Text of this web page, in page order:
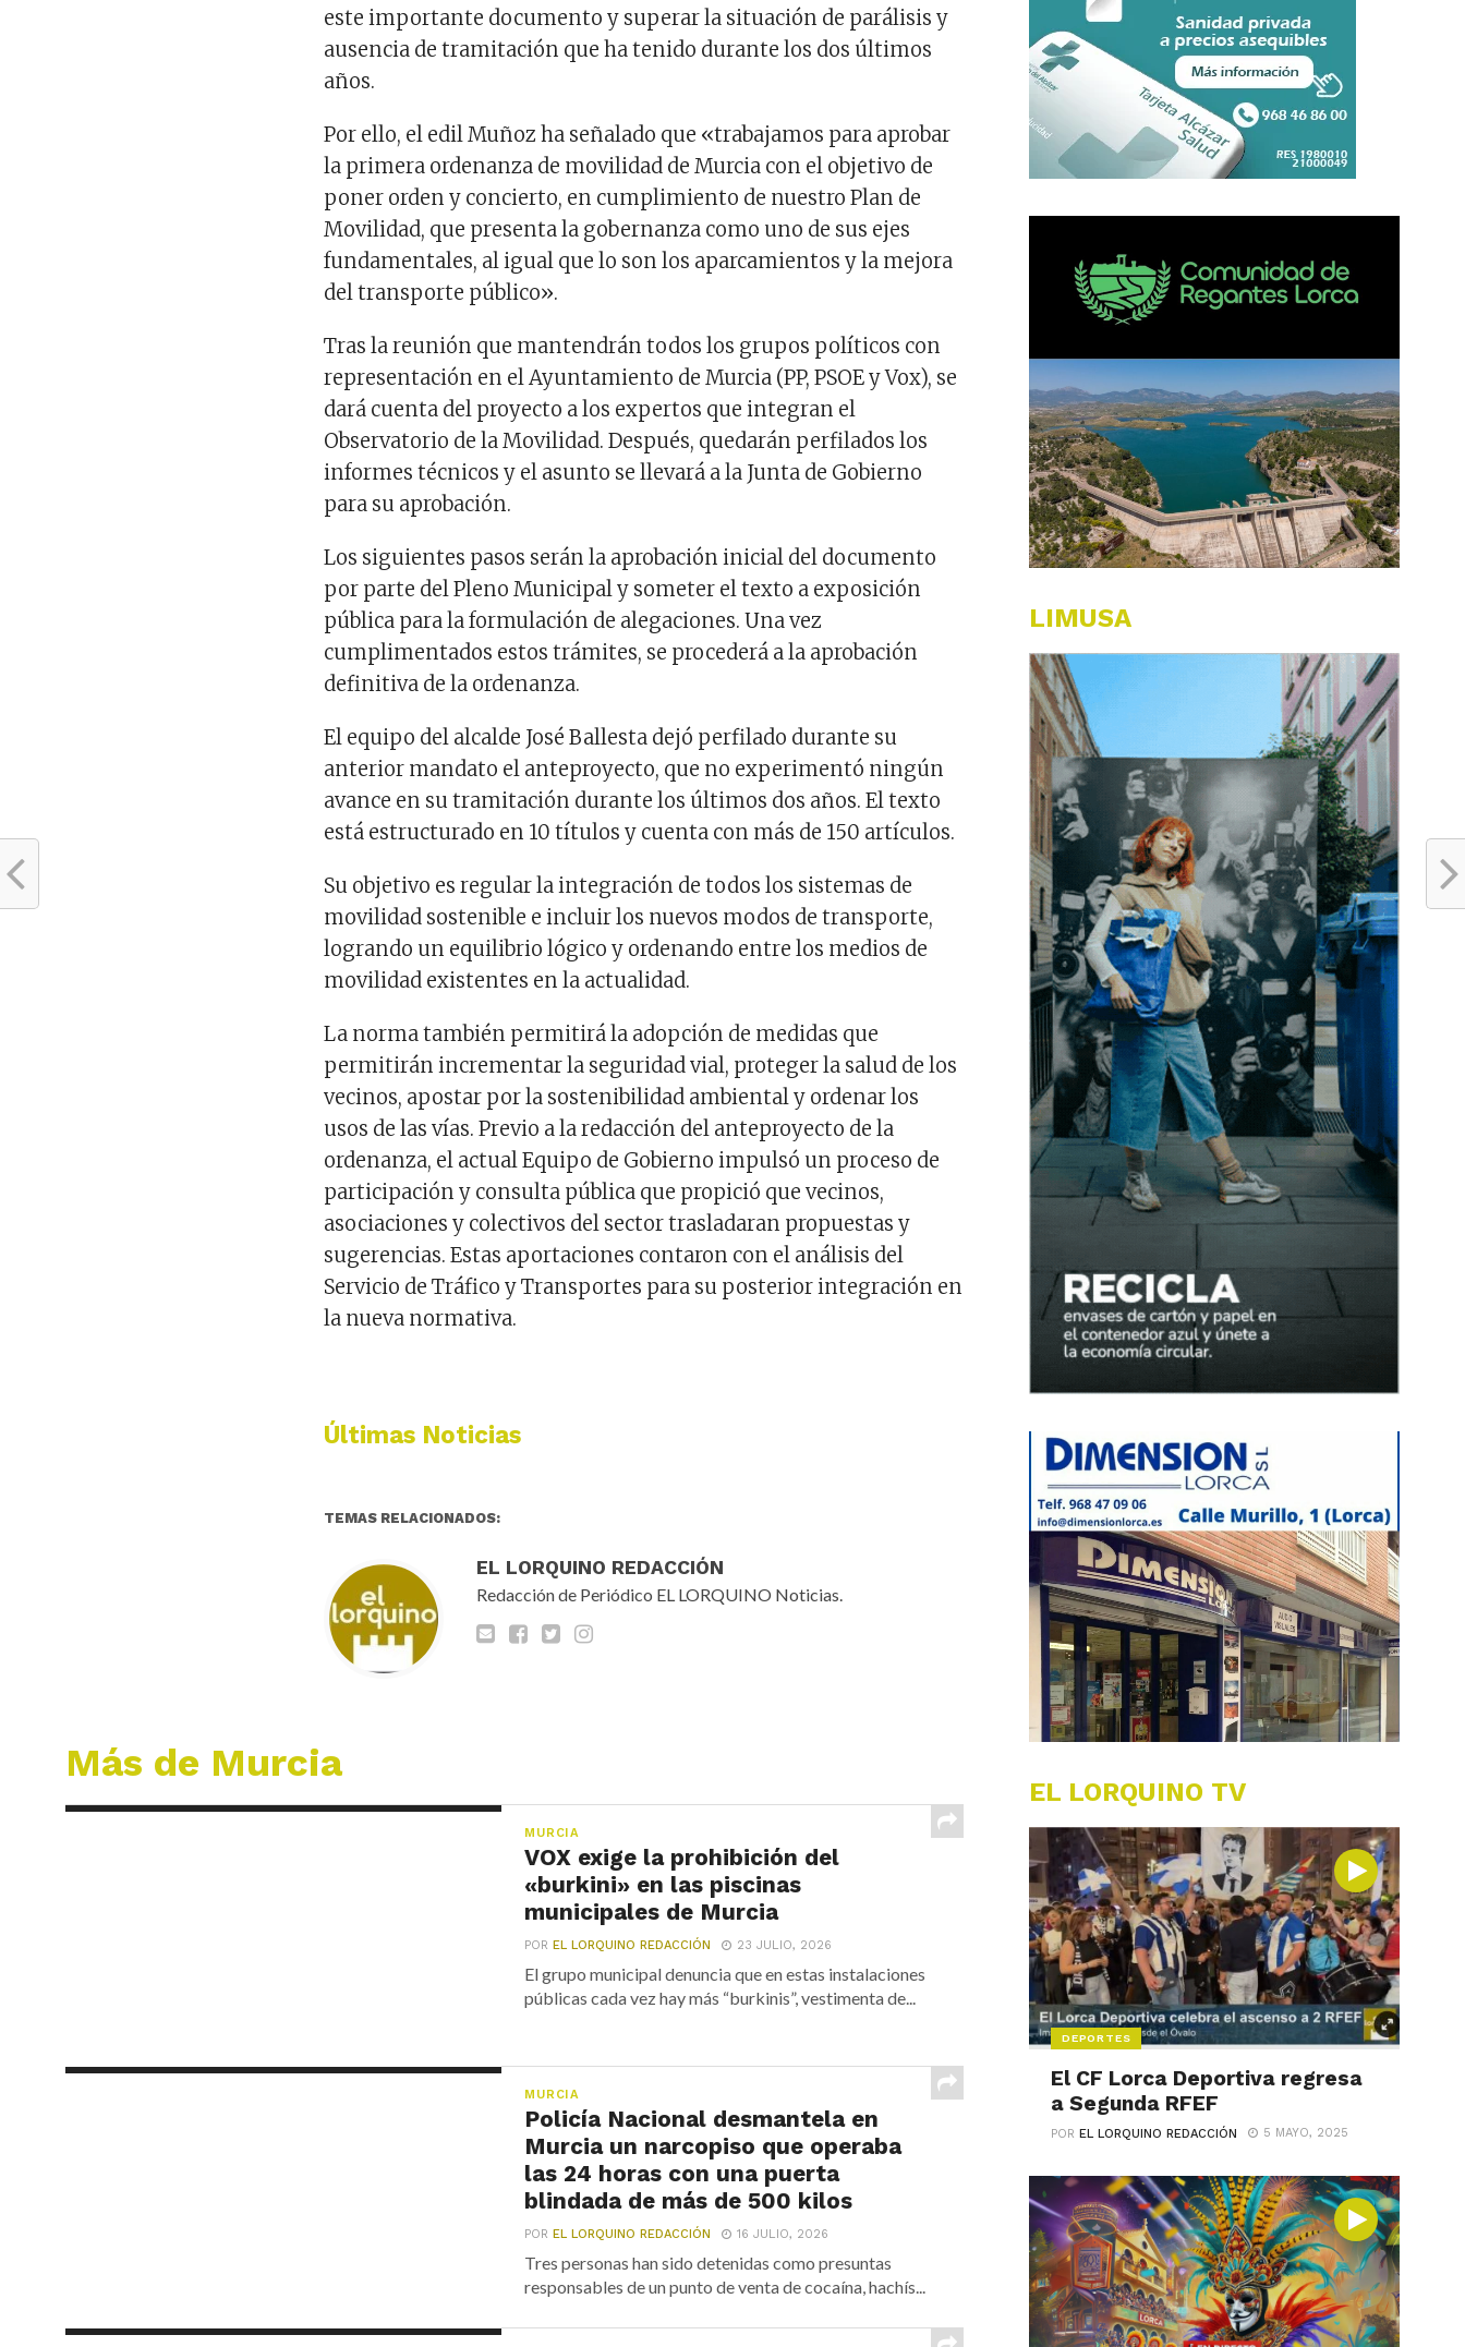
este importante documento y superar la situación de parálisis y
ausencia de tramitación que ha tenido durante los dos últimos
años.
Por ello, el edil Muñoz ha señalado que «trabajamos para aprobar
la primera ordenanza de movilidad de Murcia con el objetivo de
poner orden y concierto, en cumplimiento de nuestro Plan de
Movilidad, que presenta la gobernanza como uno de sus ejes
fundamentales, al igual que lo son los aparcamientos y la mejora
del transporte público».
Tras la reunión que mantendrán todos los grupos políticos con
representación en el Ayuntamiento de Murcia (PP, PSOE y Vox), se
dará cuenta del proyecto a los expertos que integran el
Observatorio de la Movilidad. Después, quedarán perfilados los
informes técnicos y el asunto se llevará a la Junta de Gobierno
para su aprobación.
Los siguientes pasos serán la aprobación inicial del documento
por parte del Pleno Municipal y someter el texto a exposición
pública para la formulación de alegaciones. Una vez
cumplimentados estos trámites, se procederá a la aprobación
definitiva de la ordenanza.
El equipo del alcalde José Ballesta dejó perfilado durante su
anterior mandato el anteproyecto, que no experimentó ningún
avance en su tramitación durante los últimos dos años. El texto
está estructurado en 10 títulos y cuenta con más de 150 artículos.
Su objetivo es regular la integración de todos los sistemas de
movilidad sostenible e incluir los nuevos modos de transporte,
logrando un equilibrio lógico y ordenando entre los medios de
movilidad existentes en la actualidad.
La norma también permitirá la adopción de medidas que
permitirán incrementar la seguridad vial, proteger la salud de los
vecinos, apostar por la sostenibilidad ambiental y ordenar los
usos de las vías. Previo a la redacción del anteproyecto de la
ordenanza, el actual Equipo de Gobierno impulsó un proceso de
participación y consulta pública que propició que vecinos,
asociaciones y colectivos del sector trasladaran propuestas y
sugerencias. Estas aportaciones contaron con el análisis del
Servicio de Tráfico y Transportes para su posterior integración en
la nueva normativa.
Últimas Noticias
TEMAS RELACIONADOS:
EL LORQUINO REDACCIÓN
Redacción de Periódico EL LORQUINO Noticias.
Más de Murcia
MURCIA
VOX exige la prohibición del
«burkini» en las piscinas
municipales de Murcia
POREL LORQUINO REDACCIÓN 23 JULIO, 2026
El grupo municipal denuncia que en estas instalaciones
públicas cada vez hay más “burkinis”, vestimenta de...
MURCIA
Policía Nacional desmantela en
Murcia un narcopiso que operaba
las 24 horas con una puerta
blindada de más de 500 kilos
POREL LORQUINO REDACCIÓN 16 JULIO, 2026
Tres personas han sido detenidas como presuntas
responsables de un punto de venta de cocaína, hachís...
LIMUSA
EL LORQUINO TV
DEPORTES
El CF Lorca Deportiva regresa
a Segunda RFEF
POREL LORQUINO REDACCIÓN 5 MAYO, 2025